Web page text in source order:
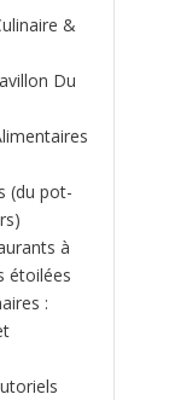
&
Du
(du pot-
à
étoilées
: